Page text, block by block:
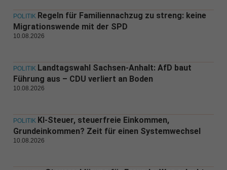
POLITIK Regeln für Familiennachzug zu streng: keine
Migrationswende mit der SPD
10.08.2026
POLITIK Landtagswahl Sachsen-Anhalt: AfD baut
Führung aus – CDU verliert an Boden
10.08.2026
POLITIK KI-Steuer, steuerfreie Einkommen,
Grundeinkommen? Zeit für einen Systemwechsel
10.08.2026